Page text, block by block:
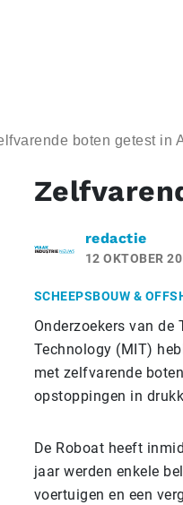
boten getest in
redactie
12 OKTOBER
SCHEEPSBOUW &
Onderzoekers van
Technology (MIT)
met zelfvarende
opstoppingen in
De Roboat heeft
jaar werden enkele
voertuigen en een